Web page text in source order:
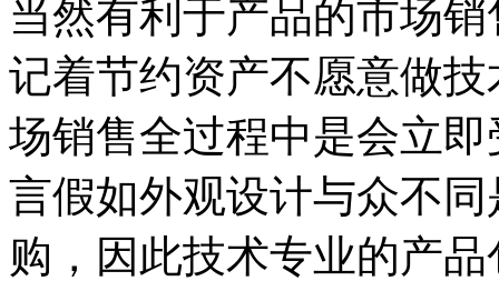
当然有利于产品的市场
记着节约资产不愿意做
场销售全过程中是会立
言假如外观设计与众不
购，因此技术专业的产